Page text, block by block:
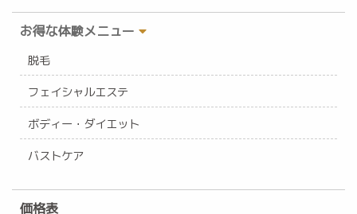
お得な体験メニュー
脱毛
フェイシャルエステ
ボディー・ダイエット
バストケア
価格表